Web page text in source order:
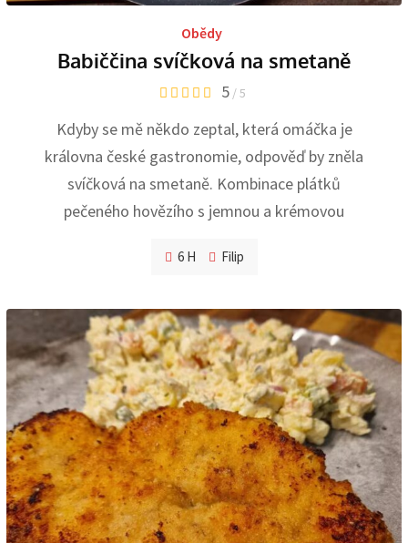
Obědy
Babiččina svíčková na smetaně
5 / 5
Kdyby se mě někdo zeptal, která omáčka je
královna české gastronomie, odpověď by zněla
svíčková na smetaně. Kombinace plátků
pečeného hovězího s jemnou a krémovou
6 H Filip